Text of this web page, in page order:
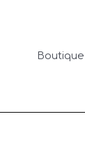
Boutique